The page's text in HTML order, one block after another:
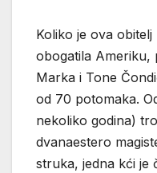
Koliko je ova
obogatila Ameriku,
Marka i Tone
od 70 potomaka.
nekoliko godina)
dvanaestero
struka, jedna kći je